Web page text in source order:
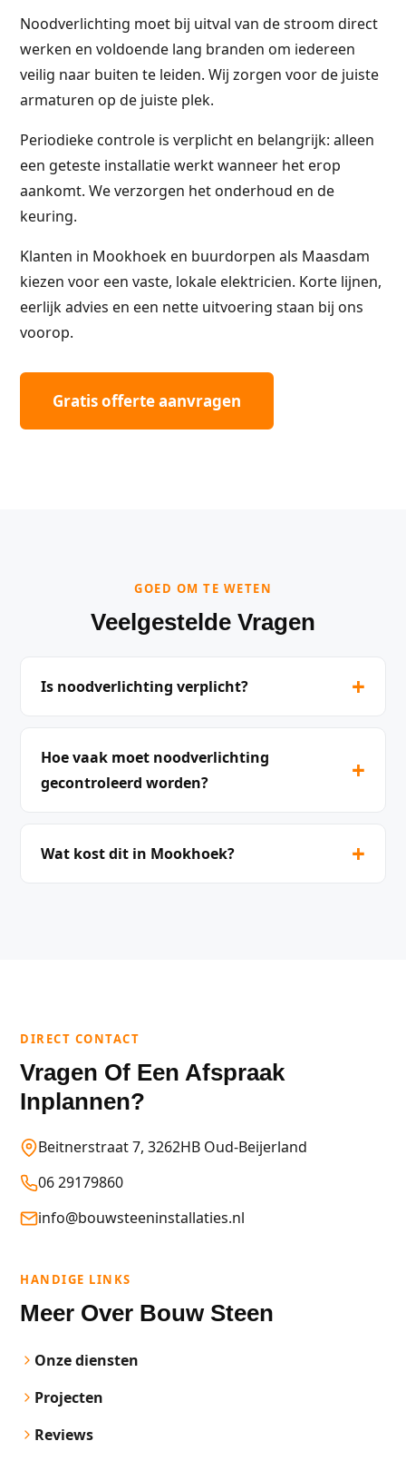
Noodverlichting moet bij uitval van de stroom direct
werken en voldoende lang branden om iedereen
veilig naar buiten te leiden. Wij zorgen voor de juiste
armaturen op de juiste plek.
Periodieke controle is verplicht en belangrijk: alleen
een geteste installatie werkt wanneer het erop
aankomt. We verzorgen het onderhoud en de
keuring.
Klanten in Mookhoek en buurdorpen als Maasdam
kiezen voor een vaste, lokale elektricien. Korte lijnen,
eerlijk advies en een nette uitvoering staan bij ons
voorop.
Gratis offerte aanvragen
GOED OM TE WETEN
Veelgestelde Vragen
Is noodverlichting verplicht? +
Hoe vaak moet noodverlichting
gecontroleerd worden?
+
Wat kost dit in Mookhoek? +
DIRECT CONTACT
Vragen Of Een Afspraak
Inplannen?
Beitnerstraat 7, 3262HB Oud-Beijerland
06 29179860
info@bouwsteeninstallaties.nl
HANDIGE LINKS
Meer Over Bouw Steen
Onze diensten
Projecten
Reviews